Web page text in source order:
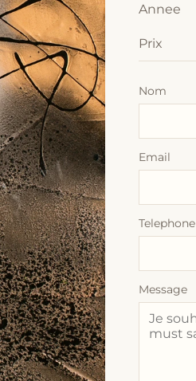
Annee
Prix
Nom
Email
Telephone
Message